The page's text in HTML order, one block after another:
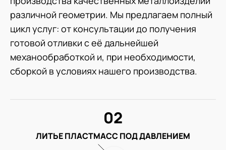
различной геометрии. Мы предлагаем полный
цикл услуг: от консультации до получения
готовой отливки с её дальнейшей
механообработкой и, при необходимости,
сборкой в условиях нашего производства.
ЛИТЬЕ ПЛАСТМАСС ПОД ДАВЛЕНИЕМ
02